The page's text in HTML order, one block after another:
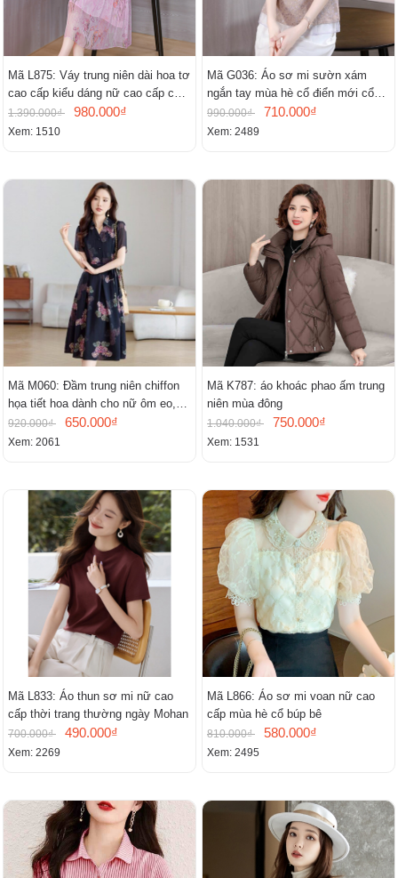
Mã L875: Váy trung niên dài hoa tơ
cao cấp kiểu dáng nữ cao cấp cao
cấp thần
1.390.000₫ 980.000₫
Xem: 1510
Mã G036: Áo sơ mi sườn xám
ngắn tay mùa hè cổ điển mới cổ
đứng
990.000₫ 710.000₫
Xem: 2489
Mã M060: Đầm trung niên chiffon
họa tiết hoa dành cho nữ ôm eo,
cổ chữ V, đầm midi tay ngắn thanh
lịch.
920.000₫ 650.000₫
Xem: 2061
Mã K787: áo khoác phao ấm trung
niên mùa đông
1.040.000₫ 750.000₫
Xem: 1531
Mã L833: Áo thun sơ mi nữ cao
cấp thời trang thường ngày Mohan
700.000₫ 490.000₫
Xem: 2269
Mã L866: Áo sơ mi voan nữ cao
cấp mùa hè cổ búp bê
810.000₫ 580.000₫
Xem: 2495